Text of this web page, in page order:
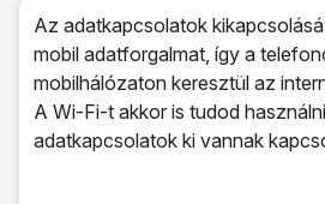
Az adatkapcsolatok
mobil adatforgalmat, így a
mobilhálózaton keresztül az
A Wi-Fi-t akkor is tudod
adatkapcsolatok ki vannak